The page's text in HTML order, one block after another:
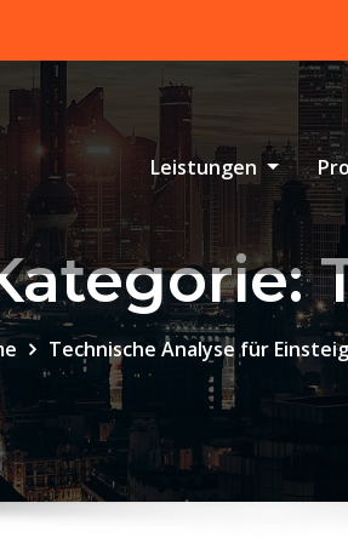
Leistungen
Technische Analyse für